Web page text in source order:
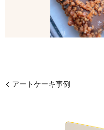
アートケーキ事例